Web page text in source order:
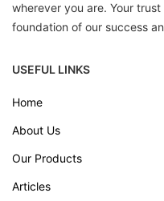
wherever you are. Your
foundation of our success
USEFUL LINKS
Home
About Us
Our Products
Articles